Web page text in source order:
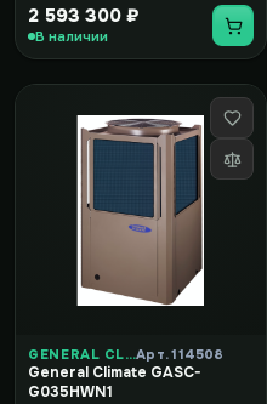
2 593 300 ₽
В наличии
GENERAL CLIMATEАрт. 114508
General Climate GASC-
G035HWN1